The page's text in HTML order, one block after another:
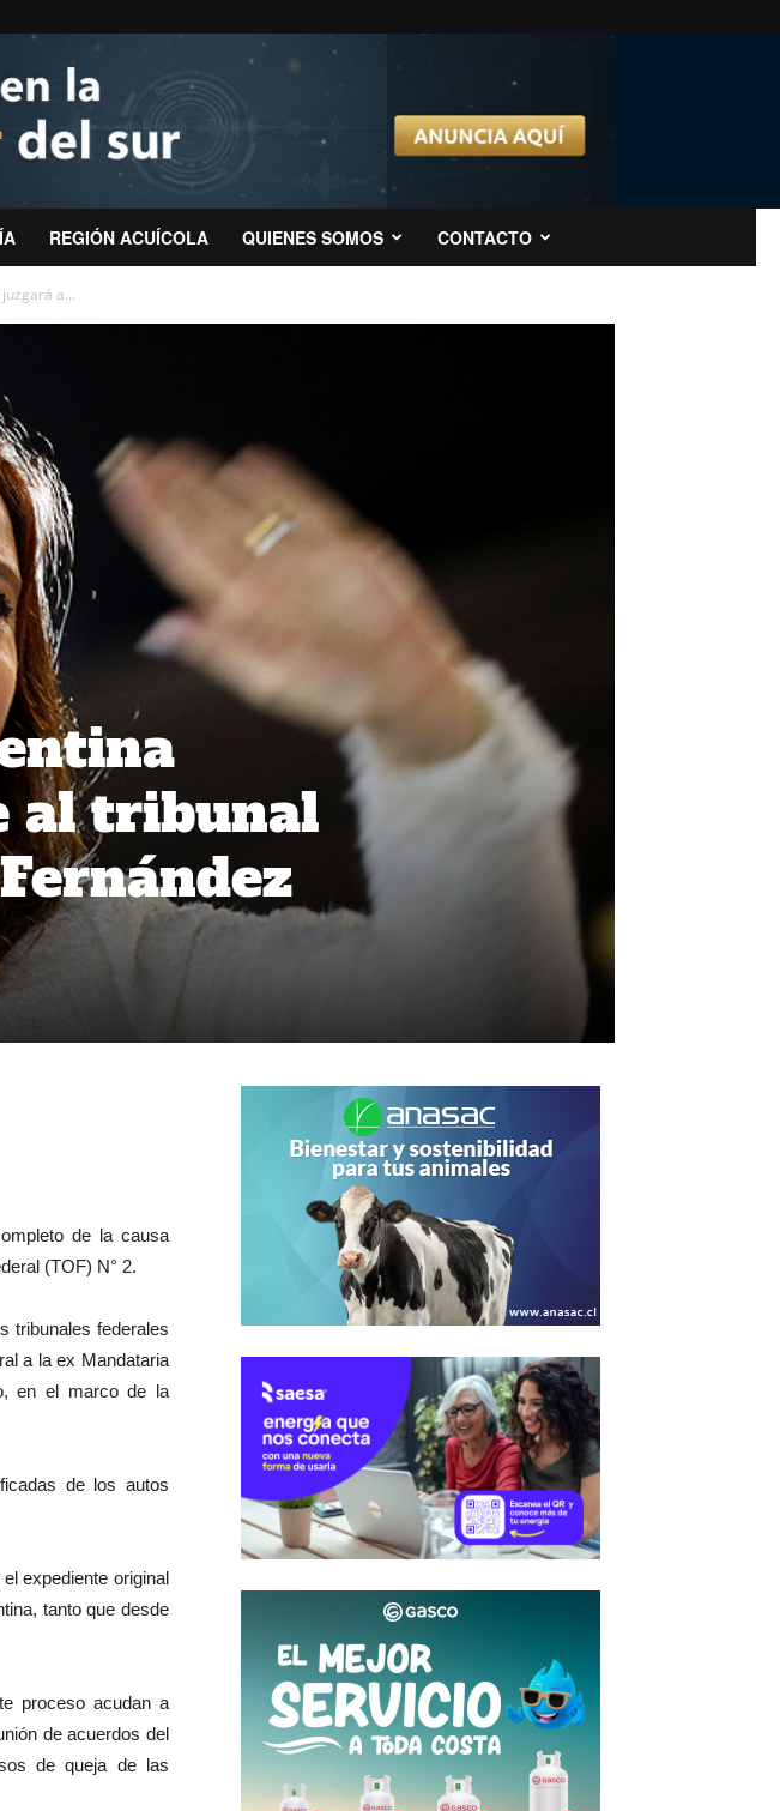
REGIÓN ACUÍCOLA QUIENES SOMOS CONTACTO
a...
al tribunal
de la causa
(TOF) N° 2.
tribunales federales
a la ex Mandataria
en el marco de la
de los autos
expediente original
tanto que desde
proceso acudan a
de acuerdos del
de queja de las